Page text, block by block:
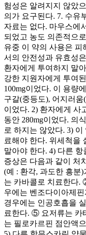
험성은 알려지지 않았
의가 요구된다. 7. 수유
자료는 없다. 마우스에
되었고 농도 의존적으
유중 이 약의 사용은 피
서의 안전성과 유효성
환자에게 투여하지 말
강한 지원자에게 투여
100mg이었다. 이 용량
구갈(중등도), 어지러
이었다. 2) 환자에게 사
동안 280mg이었다. 의
로 하지는 않았다. 3)
료해야 한다. 위세척을
말아야 한다. 4) 다른
증상은 다음과 같이 처
(예 : 환각, 과도한 흥분
는 카바콜로 치료한다.
우에는 벤조다이아제
경우에는 인공호흡을
료한다. ⑤ 요저류는 카
는 필로카르핀 점안액